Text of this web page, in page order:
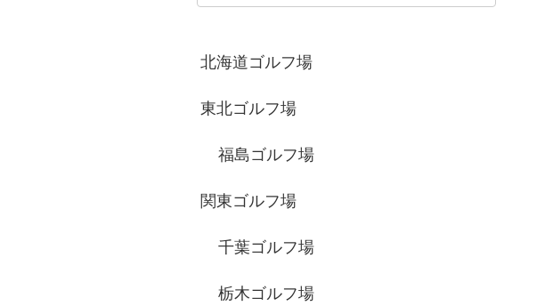
北海道ゴルフ場
東北ゴルフ場
福島ゴルフ場
関東ゴルフ場
千葉ゴルフ場
栃木ゴルフ場